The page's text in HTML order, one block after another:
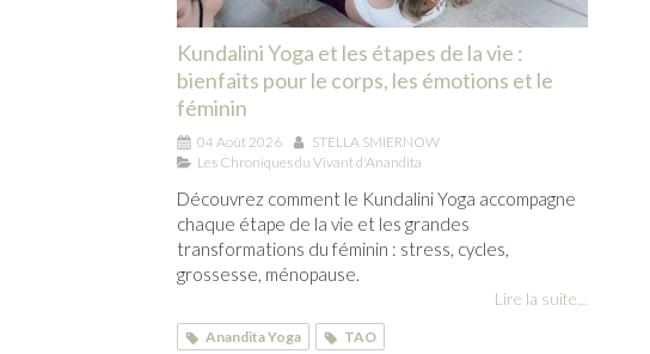
Kundalini Yoga et les étapes de la vie :
bienfaits pour le corps, les émotions et le
féminin
04 Août 2026
STELLA SMIERNOW
Les Chroniques du Vivant d'Anandita
Découvrez comment le Kundalini Yoga accompagne
chaque étape de la vie et les grandes
transformations du féminin : stress, cycles,
grossesse, ménopause.
Lire la suite...
Anandita Yoga
TAO